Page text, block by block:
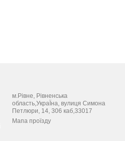
м.Рівне, Рівненська
область,УкраЇна, вулиця Симона
Петлюри, 14, 306 каб,33017
Мапа проїзду